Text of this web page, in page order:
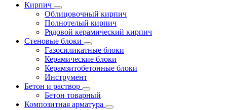
Кирпич
Облицовочный кирпич
Полнотелый кирпич
Рядовой керамический кирпич
Стеновые блоки
Газосиликатные блоки
Керамические блоки
Керамзитобетонные блоки
Инструмент
Бетон и раствор
Бетон товарный
Композитная арматура